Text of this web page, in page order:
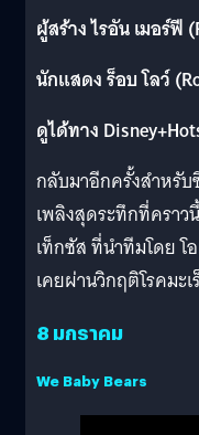
ผู้สร้าง ไรอัน เมอร์ฟี
นักแสดง ร็อบ โลว์
ดูได้ทาง
กลับมาอีกครั้งสำหรับ
เพลิงสุดระทึกที่ครา
เท็กซัส ที่นำทีมโดย โ
เคยผ่านวิกฤติโรคมะเ
8 มกราคม
We Baby Bears